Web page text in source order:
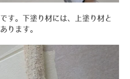
す。下塗り材には、上塗り材と
ります。